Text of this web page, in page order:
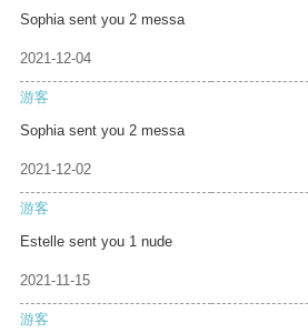
Sophia sent you 2 messa
2021-12-04
游客
Sophia sent you 2 messa
2021-12-02
游客
Estelle sent you 1 nude
2021-11-15
游客